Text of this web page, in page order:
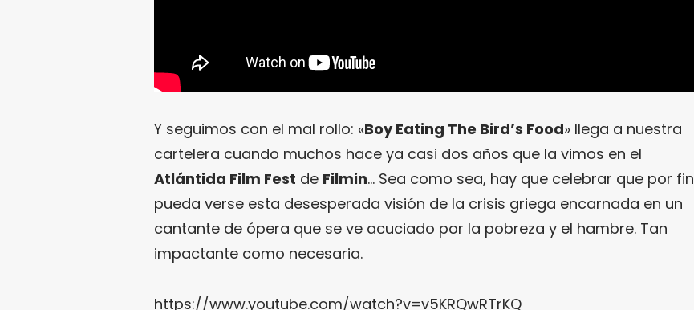
Y seguimos con el mal rollo: «Boy Eating The Bird’s Food» llega a nuestra
cartelera cuando muchos hace ya casi dos años que la vimos en el
Atlántida Film Fest de Filmin… Sea como sea, hay que celebrar que por fin
pueda verse esta desesperada visión de la crisis griega encarnada en un
cantante de ópera que se ve acuciado por la pobreza y el hambre. Tan
impactante como necesaria.
https://www.youtube.com/watch?v=v5KRQwRTrKQ